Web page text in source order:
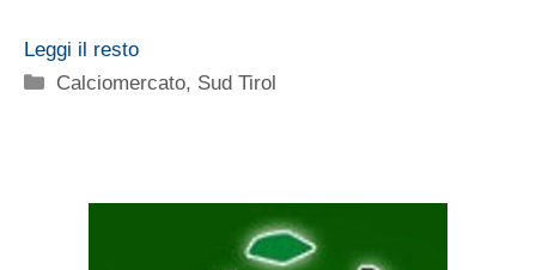
Leggi il resto
Categorie
Calciomercato, Sud Tirol